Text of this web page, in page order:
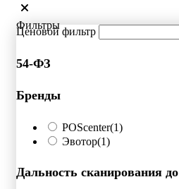
Фильтры
Ценовой фильтр
54-ФЗ
Бренды
POScenter(1)
Эвотор(1)
Дальность сканирования до